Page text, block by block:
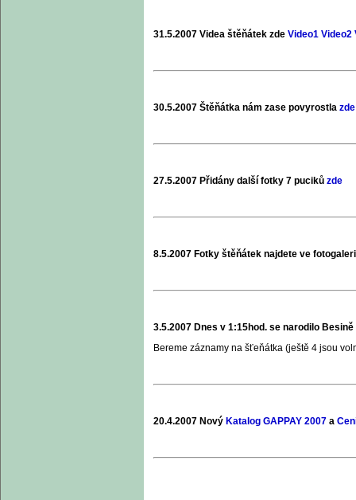
31.5.2007 Videa štěňátek zde Video1 Video2
30.5.2007 Štěňátka nám zase povyrostla zde
27.5.2007 Přidány další fotky 7 puciků zde
8.5.2007 Fotky štěňátek najdete ve
3.5.2007 Dnes v 1:15hod. se narodilo
Bereme záznamy na šťeňátka (ještě 4 jsou
20.4.2007 Nový Katalog GAPPAY 2007 a